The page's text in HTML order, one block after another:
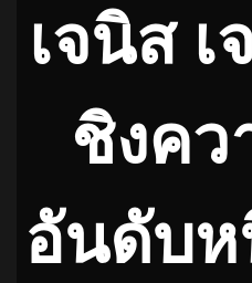
เจนิส
ชิงคว
อันดับห